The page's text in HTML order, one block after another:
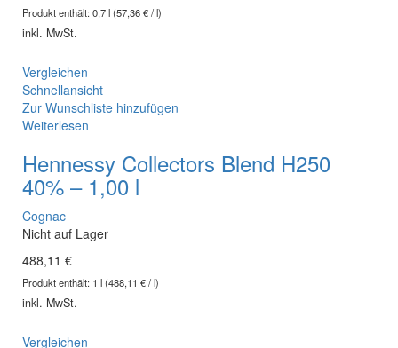
Produkt enthält:0,7l(57,36€/l)
inkl. MwSt.
Vergleichen
Schnellansicht
Zur Wunschliste hinzufügen
Weiterlesen
Hennessy Collectors Blend H250
40% – 1,00 l
Cognac
Nicht auf Lager
488,11 €
Produkt enthält: 1 l(488,11 €/l)
inkl. MwSt.
Vergleichen